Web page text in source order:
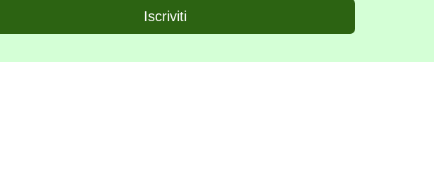
Iscriviti